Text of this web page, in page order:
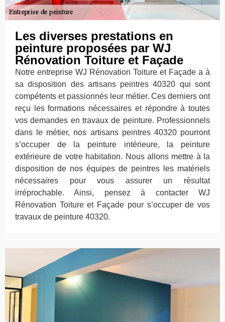
Les diverses prestations en
peinture proposées par WJ
Rénovation Toiture et Façade
Notre entreprise WJ Rénovation Toiture et Façade a à
sa disposition des artisans peintres 40320 qui sont
compétents et passionnés leur métier. Ces derniers ont
reçu les formations nécessaires et répondre à toutes
vos demandes en travaux de peinture. Professionnels
dans le métier, nos artisans peintres 40320 pourront
s’occuper de la peinture intérieure, la peinture
extérieure de votre habitation. Nous allons mettre à la
disposition de nos équipes de peintres les matériels
nécessaires pour vous assurer un résultat
irréprochable. Ainsi, pensez à contacter WJ
Rénovation Toiture et Façade pour s’occuper de vos
travaux de peinture 40320.